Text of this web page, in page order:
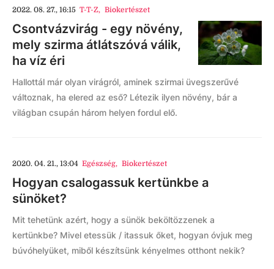
2022. 08. 27., 16:15 T-T-Z, Biokertészet
Csontvázvirág - egy növény,
mely szirma átlátszóvá válik,
ha víz éri
Hallottál már olyan virágról, aminek szirmai üvegszerűvé
változnak, ha elered az eső? Létezik ilyen növény, bár a
világban csupán három helyen fordul elő.
2020. 04. 21., 13:04 Egészség, Biokertészet
Hogyan csalogassuk kertünkbe a
sünöket?
Mit tehetünk azért, hogy a sünök beköltözzenek a
kertünkbe? Mivel etessük / itassuk őket, hogyan óvjuk meg
búvóhelyüket, miből készítsünk kényelmes otthont nekik?